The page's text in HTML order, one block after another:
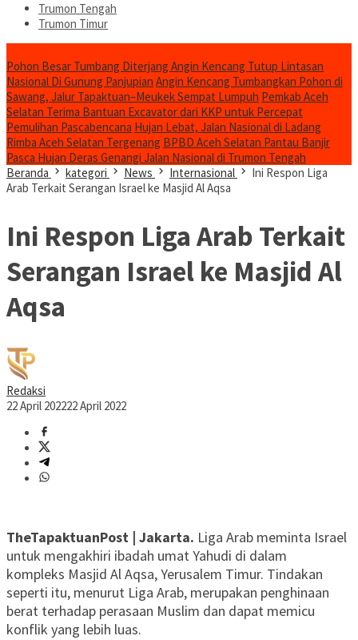
Trumon Tengah
Trumon Timur
Pohon Besar Tumbang Diterjang Angin Kencang Tutup Lintasan
Nasional Di Gunung Panjupian Angin Kencang Tumbangkan Pohon di
Sawang, Jalur Tapaktuan–Meukek Sempat Lumpuh Pemkab Aceh
Selatan Terima Bantuan Excavator dari KKP untuk Percepat
Pemulihan Pascabencana Hujan Lebat, Jalan Nasional di Ladang
Rimba Aceh Selatan Tergenang BPBD Aceh Selatan Pantau Banjir
Pasca Hujan Deras Genangi Jalan Nasional di Trumon Tengah
Beranda
kategori News Internasional
Ini Respon Liga
Arab Terkait Serangan Israel ke Masjid Al Aqsa
Ini Respon Liga Arab Terkait
Serangan Israel ke Masjid Al
Aqsa
Redaksi
22 April 202222 April 2022
TheTapaktuanPost | Jakarta. Liga Arab meminta Israel
untuk mengakhiri ibadah umat Yahudi di dalam
kompleks Masjid Al Aqsa, Yerusalem Timur. Tindakan
seperti itu, menurut Liga Arab, merupakan penghinaan
berat terhadap perasaan Muslim dan dapat memicu
konflik yang lebih luas.